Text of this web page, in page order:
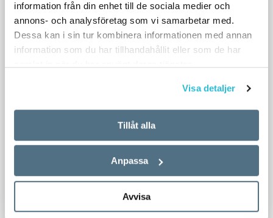
information från din enhet till de sociala medier och
annons- och analysföretag som vi samarbetar med.
Dessa kan i sin tur kombinera informationen med annan
information som du har tillhandahållit eller som de har
Visa detaljer
Tillåt alla
Anpassa
Avvisa